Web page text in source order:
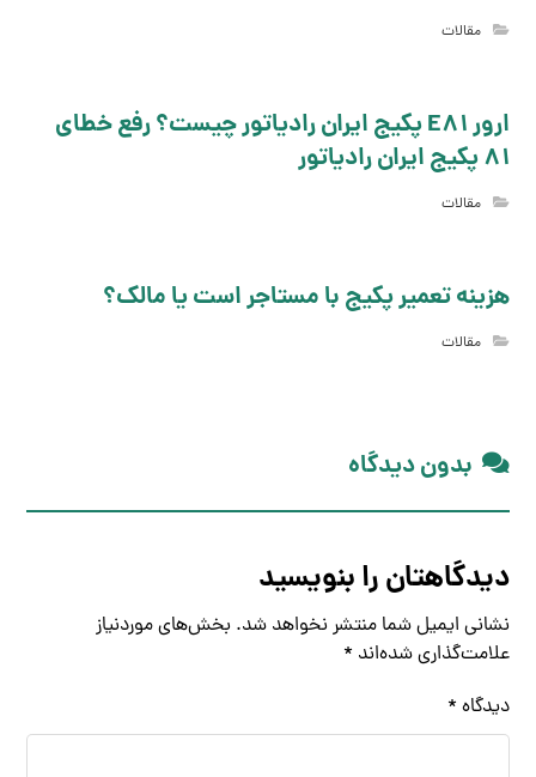
مقالات
ارور E81 پکیج ایران رادیاتور چیست؟ رفع خطای
81 پکیج ایران رادیاتور
مقالات
هزینه تعمیر پکیج با مستاجر است یا مالک؟
مقالات
بدون دیدگاه
دیدگاهتان را بنویسید
نشانی ایمیل شما منتشر نخواهد شد. بخش‌های موردنیاز
علامت‌گذاری شده‌اند *
دیدگاه *